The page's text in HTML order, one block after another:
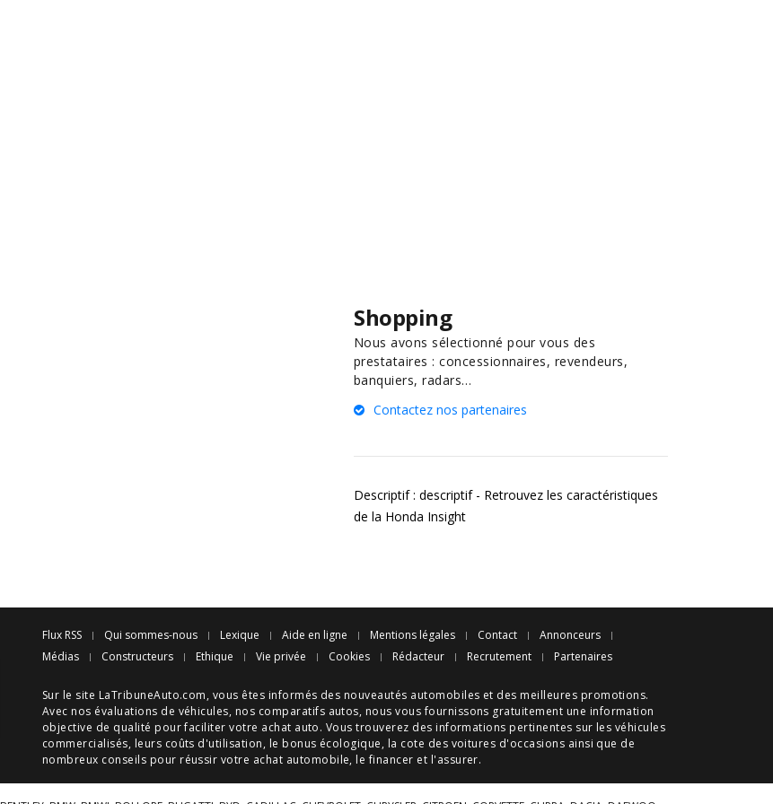
Shopping
Nous avons sélectionné pour vous des
prestataires : concessionnaires, revendeurs,
banquiers, radars…
Contactez nos partenaires
Descriptif : descriptif - Retrouvez les caractéristiques
de la Honda Insight
Flux RSS Qui sommes-nous Lexique Aide en ligne Mentions légales Contact
Annonceurs
Médias
Constructeurs Ethique Vie privée Cookies Rédacteur Recrutement Partenaires
Sur le site LaTribuneAuto.com, vous êtes informés des nouveautés automobiles et des meilleures promotions.
Avec nos évaluations de véhicules, nos comparatifs autos, nous vous fournissons gratuitement une information
objective de qualité pour faciliter votre achat auto. Vous trouverez des informations pertinentes sur les véhicules
commercialisés, leurs coûts d'utilisation, le bonus écologique, la cote des voitures d'occasions ainsi que de
nombreux conseils pour réussir votre achat automobile, le financer et l'assurer.